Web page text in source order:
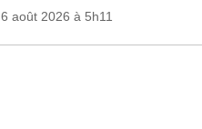
6 août 2026 à 5h11